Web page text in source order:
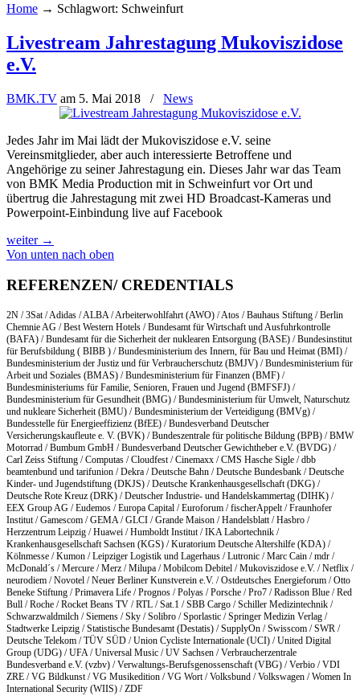
Home → Schlagwort: Schweinfurt
Livestream Jahrestagung Mukoviszidose
e.V.
BMK.TV am 5. Mai 2018 / News
Jedes Jahr im Mai lädt der Mukoviszidose e.V. seine
Vereinsmitglieder, aber auch interessierte Betroffene und
Angehörige zu seiner Jahrestagung ein. Dieses Jahr war das Team
von BMK Media Production mit in Schweinfurt vor Ort und
übertrug die Jahrestagung mit zwei HD Broadcast-Kameras und
Powerpoint-Einbindung live auf Facebook
weiter→
Von unten nach oben
REFERENZEN/ CREDENTIALS
2N / 3Sat / Adidas / ALBA / Arbeiterwohlfahrt (AWO) / Atos / Bauhaus Stiftung / Berlin
Chemnie AG / Best Western Hotels / Bundesamt für Wirtschaft und Ausfuhrkontrolle
(BAFA) / Bundesamt für die Sicherheit der nuklearen Entsorgung (BASE) / Bundesinstitut
für Berufsbildung ( BIBB ) / Bundesministerium des Innern, für Bau und Heimat (BMI) /
Bundesministerium der Justiz und für Verbraucherschutz (BMJV) / Bundesministerium für
Arbeit und Soziales (BMAS) / Bundesministerium für Finanzen (BMF) /
Bundesministeriums für Familie, Senioren, Frauen und Jugend (BMFSFJ) /
Bundesministerium für Gesundheit (BMG) / Bundesministerium für Umwelt, Naturschutz
und nukleare Sicherheit (BMU) / Bundesministerium der Verteidigung (BMVg) /
Bundesstelle für Energieeffizienz (BfEE) / Bundesverband Deutscher
Versicherungskaufleute e. V. (BVK) / Bundeszentrale für politische Bildung (BPB) / BMW
Motorrad / Bumbum GmbH / Bundesverband Deutscher Gewichtheber e.V. (BVDG) /
Carl Zeiss Stiftung / Computas / Cloudfest / Cinemaxx / CMS Hasche Sigle / dbb
beamtenbund und tarifunion / Dekra / Deutsche Bahn / Deutsche Bundesbank / Deutsche
Kinder- und Jugendstiftung (DKJS) / Deutsche Krankenhausgesellschaft (DKG) /
Deutsche Rote Kreuz (DRK) / Deutscher Industrie- und Handelskammertag (DIHK) /
EEX Group AG / Eudemos / Europa Capital / Euroforum / fischerAppelt / Fraunhofer
Institut / Gamescom / GEMA / GLCI / Grande Maison / Handelsblatt / Hasbro /
Herzzentrum Leipzig / Huawei / Humboldt Institut / IKA Labortechnik /
Krankenhausgesellschaft Sachsen (KGS) / Kuratorium Deutsche Altershilfe (KDA) /
Kölnmesse / Kumon / Leipziger Logistik und Lagerhaus / Lutronic / Marc Cain / mdr /
McDonald´s / Mercure / Merz / Milupa / Mobilcom Debitel / Mukoviszidose e.V. / Netflix /
neurodiem / Novotel / Neuer Berliner Kunstverein e.V. / Ostdeutsches Energieforum / Otto
Beneke Stiftung / Primavera Life / Prognos / Polyas / Porsche / Pro7 / Radisson Blue / Red
Bull / Roche / Rocket Beans TV / RTL / Sat.1 / SBB Cargo / Schiller Medizintechnik /
Schwarzwaldmilch / Siemens / Sky / Solibro / Sporlastic / Springer Medizin Verlag /
Stadtwerke Leipzig / Statistische Bundesamt (Destatis) / SupplyOn / Swisscom / SWR /
Deutsche Telekom / TÜV SÜD / Union Cycliste Internationale (UCI) / United Digital
Group (UDG) / UFA / Universal Music / UV Sachsen / Verbraucherzentrale
Bundesverband e.V. (vzbv) / Verwaltungs-Berufsgenossenschaft (VBG) / Verbio / VDI
ZRE / VG Bildkunst / VG Musikedition / VG Wort / Volksbund / Volkswagen / Women In
International Security (WIIS) / ZDF